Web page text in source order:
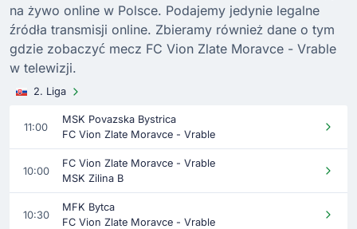
na żywo online w Polsce. Podajemy jedynie legalne
źródła transmisji online. Zbieramy również dane o tym
gdzie zobaczyć mecz FC Vion Zlate Moravce - Vrable
w telewizji.
2. Liga
11:00
MSK Povazska Bystrica
FC Vion Zlate Moravce - Vrable
10:00
FC Vion Zlate Moravce - Vrable
MSK Zilina B
10:30
MFK Bytca
FC Vion Zlate Moravce - Vrable